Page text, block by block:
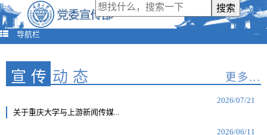
导航栏 ···
宣传 动态 更多...
2026/07/21
关于重庆大学与上游新闻传媒...
2026/06/11